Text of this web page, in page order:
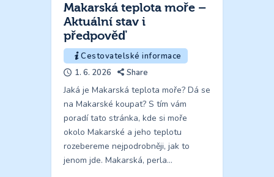
Makarská teplota moře –
Aktuální stav i
předpověď
Cestovatelské informace
1. 6. 2026
Share
Jaká je Makarská teplota moře? Dá se
na Makarské koupat? S tím vám
poradí tato stránka, kde si moře
okolo Makarské a jeho teplotu
rozebereme nejpodrobněji, jak to
jenom jde. Makarská, perla…